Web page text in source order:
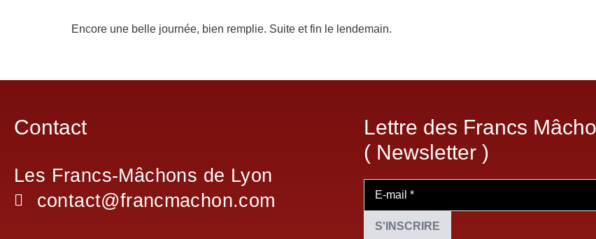
Encore une belle journée, bien remplie. Suite et fin le lendemain.
Contact
Les Francs-Mâchons de Lyon
contact@francmachon.com
Lettre des Francs
( Newsletter )